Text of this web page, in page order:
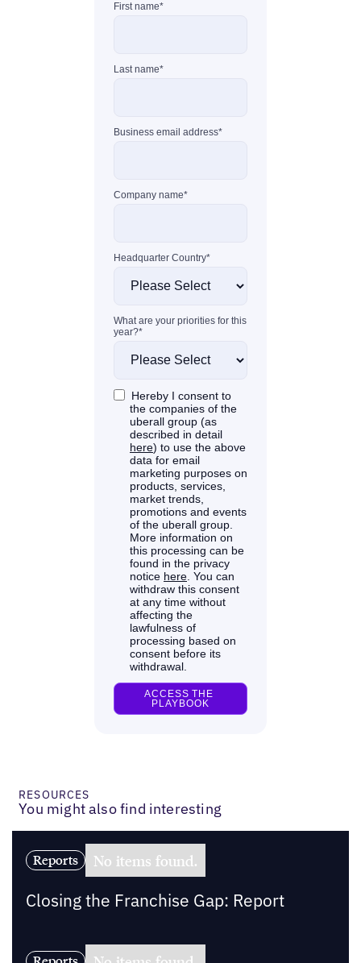
RESOURCES
You might also find interesting
Reports No items found.
Closing the Franchise Gap: Report